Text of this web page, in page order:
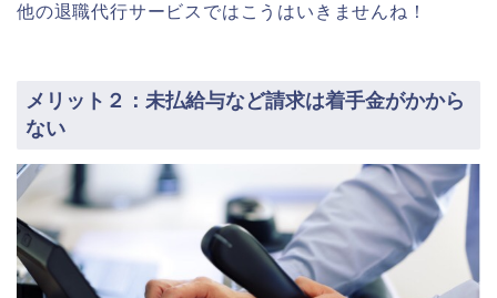
他の退職代行サービスではこうはいきませんね！
メリット２：未払給与など請求は着手金がかから
ない